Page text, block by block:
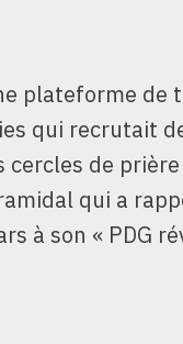
plateforme de
qui recrutait
cercles de
qui a
à son « PDG